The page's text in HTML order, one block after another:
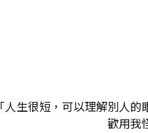
「人生很短，可以理解別人
歡用我